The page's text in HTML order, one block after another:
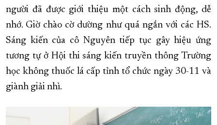
người đã được giới thiệu một cách sinh động, dễ
nhớ. Giờ chào cờ dường như quá ngắn với các HS.
Sáng kiến của cô Nguyên tiếp tục gây hiệu ứng
tương tự ở Hội thi sáng kiến truyền thông Trường
học không thuốc lá cấp tỉnh tổ chức ngày 30-11 và
giành giải nhì.